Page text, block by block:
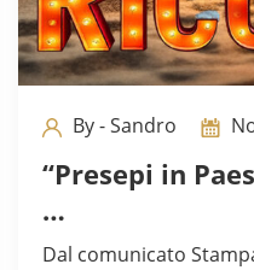
By - Sandro
“Presepi in
…
Dal comunicato